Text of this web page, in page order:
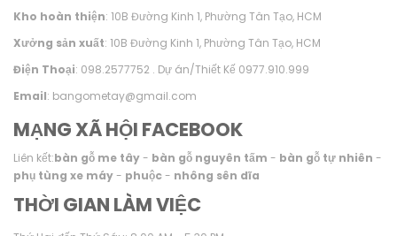
Kho hoàn thiện: 10B Đường Kinh 1, Phường Tân Tạo, HCM
Xưởng sản xuất: 10B Đường Kinh 1, Phường Tân Tạo, HCM
Điện Thoại: 098.2577752 . Dự án/Thiết Kế 0977.910.999
Email: bangometay@gmail.com
MẠNG XÃ HỘI FACEBOOK
Liên kết:bàn gỗ me tây- bàn gỗ nguyên tấm - bàn gỗ tự nhiên -
phụ tùng xe máy- phuộc- nhông sên dĩa
THỜI GIAN LÀM VIỆC